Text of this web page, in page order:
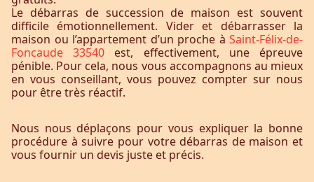
Le débarras de succession de maison est souvent
difficile émotionnellement. Vider et débarrasser la
maison ou l’appartement d’un proche à Saint-Félix-de-
Foncaude 33540 est, effectivement, une épreuve
pénible. Pour cela, nous vous accompagnons au mieux
en vous conseillant, vous pouvez compter sur nous
pour être très réactif.
Nous nous déplaçons pour vous expliquer la bonne
procédure à suivre pour votre débarras de maison et
vous fournir un devis juste et précis.